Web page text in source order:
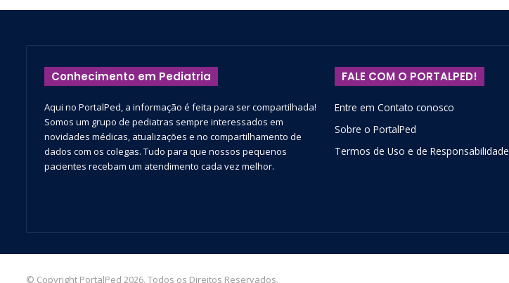
Conhecimento em Pediatria
Aqui no PortalPed, a informação é feita para ser compartilhada!
Somos um grupo de pediatras sempre interessados em
novidades médicas, atualizações e no compartilhamento de
dados com os colegas. Tudo para que nossos pequenos
pacientes recebam um atendimento cada vez melhor.
FALE COM O PORTALPED!
Entre em Contato conosco
Sobre o PortalPed
Termos de Uso e de Responsabilidade
© Copyright PortalPed 2026. Todos os Direitos Reservados.